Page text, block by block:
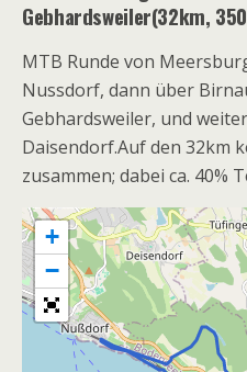
Gebhardsweiler(32km,
MTB Runde von
Nussdorf, dann über
Gebhardsweiler, und
Daisendorf.Auf den 32km
zusammen; dabei ca. 40%
+
−